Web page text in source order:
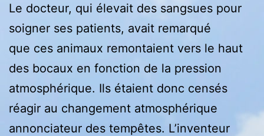
Le docteur, qui élevait des sangsues pour
soigner ses patients, avait remarqué
que ces animaux remontaient vers le haut
des bocaux en fonction de la pression
atmosphérique. Ils étaient donc censés
réagir au changement atmosphérique
annonciateur des tempêtes. L’inventeur